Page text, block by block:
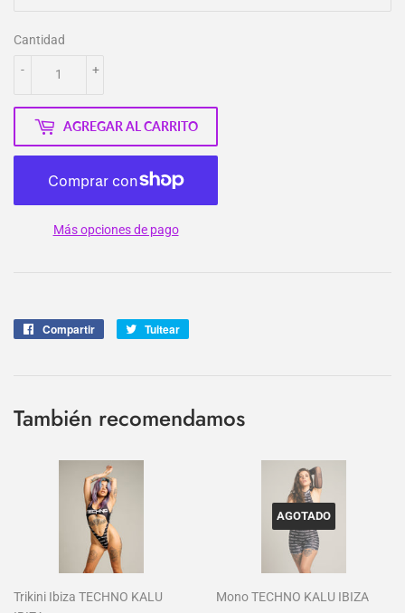
Cantidad
+
-
AGREGAR AL CARRITO
Más opciones de pago
Compartir
CompartirTuitear
También recomendamos
Trikini Ibiza TECHNO KALU
AGOTADO
Mono TECHNO KALU IBIZA